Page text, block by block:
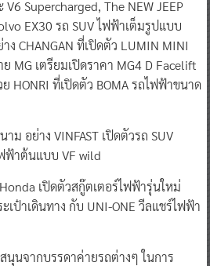
Supercharged, The NEW JEEP
EX30 รถ SUV ไฟฟ้าเต็มรูปแบบ
CHANGAN ที่เปิดตัว LUMIN MINI
MG เตรียมเปิดราคา MG4 D Facelift
HONRI ที่เปิดตัว BOMA รถไฟฟ้าขนาด
ม อย่าง VINFAST เปิดตัวรถ SUV
ฟ้าต้นแบบ VF wild
เปิดตัวสกู๊ตเตอร์ไฟฟ้ารุ่นใหม่
ะเป๋าเดินทาง กับ UNI-ONE วีลแชร์ไฟฟ้า
นจากบรรดาค่ายรถต่างๆ ในการ